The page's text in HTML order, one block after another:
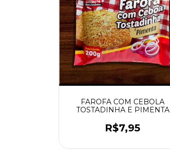
FAROFA COM CEBOLA
TOSTADINHA E PIMENTA
R$7,95